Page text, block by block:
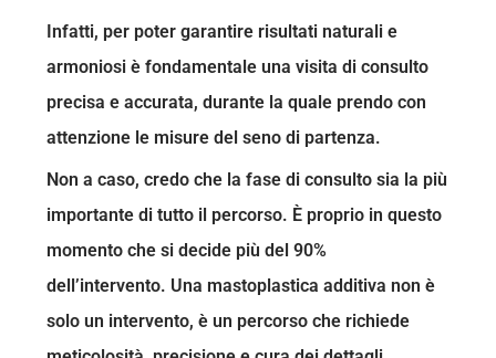
Infatti, per poter garantire risultati naturali e
armoniosi è fondamentale una visita di consulto
precisa e accurata, durante la quale prendo con
attenzione le misure del seno di partenza.
Non a caso, credo che la fase di consulto sia la più
importante di tutto il percorso. È proprio in questo
momento che si decide più del 90%
dell’intervento. Una mastoplastica additiva non è
solo un intervento, è un percorso che richiede